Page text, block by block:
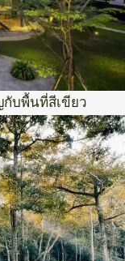
บพื้นที่สีเขียว